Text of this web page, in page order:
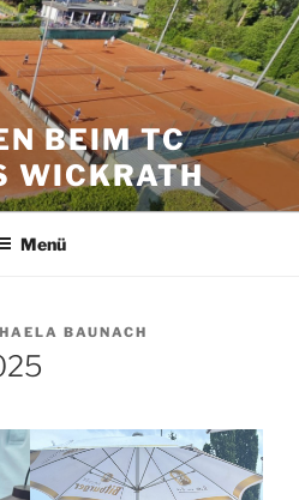
BEIM TC
WICKRATH
Menü
BAUNACH